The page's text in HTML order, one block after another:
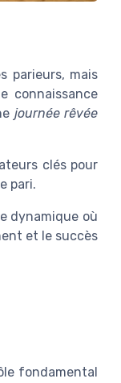
parieurs, mais
connaissance
journée rêvée
clés pour
pari.
dynamique où
et le succès
fondamental